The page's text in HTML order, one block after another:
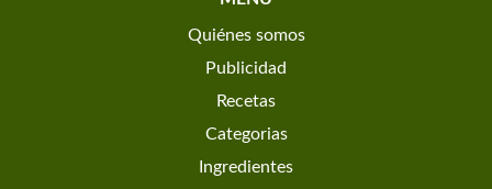
Quiénes somos
Publicidad
Recetas
Categorias
Ingredientes